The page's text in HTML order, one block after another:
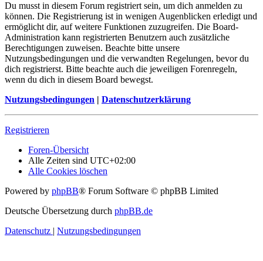
Du musst in diesem Forum registriert sein, um dich anmelden zu
können. Die Registrierung ist in wenigen Augenblicken erledigt und
ermöglicht dir, auf weitere Funktionen zuzugreifen. Die Board-
Administration kann registrierten Benutzern auch zusätzliche
Berechtigungen zuweisen. Beachte bitte unsere
Nutzungsbedingungen und die verwandten Regelungen, bevor du
dich registrierst. Bitte beachte auch die jeweiligen Forenregeln,
wenn du dich in diesem Board bewegst.
Nutzungsbedingungen | Datenschutzerklärung
Registrieren
Foren-Übersicht
Alle Zeiten sind UTC+02:00
Alle Cookies löschen
Powered by phpBB® Forum Software © phpBB Limited
Deutsche Übersetzung durch phpBB.de
Datenschutz | Nutzungsbedingungen